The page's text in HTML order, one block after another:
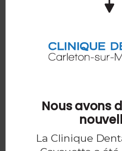
L'apnée du sommeil
sur la durée de vie.
Pour en savoir plus sur
et les options de
sur-Mer.
Nous avons
La Clinique